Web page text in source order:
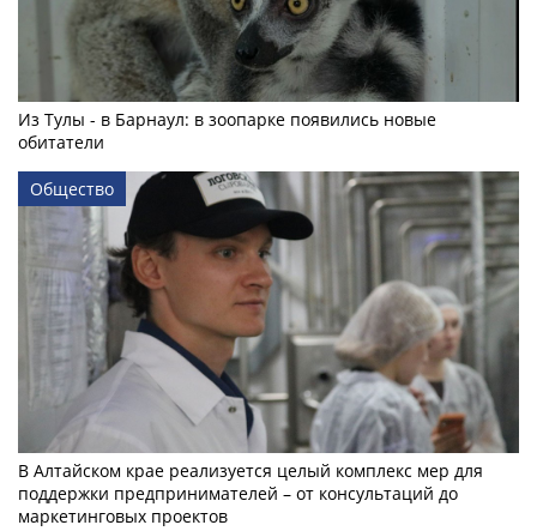
Из Тулы - в Барнаул: в зоопарке появились новые
обитатели
Общество
В Алтайском крае реализуется целый комплекс мер для
поддержки предпринимателей – от консультаций до
маркетинговых проектов